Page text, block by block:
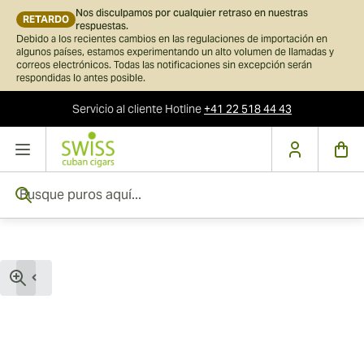
RETARDO
Nos disculpamos por cualquier retraso en nuestras
respuestas.
Debido a los recientes cambios en las regulaciones de importación en
algunos países, estamos experimentando un alto volumen de llamadas y
correos electrónicos. Todas las notificaciones sin excepción serán
respondidas lo antes posible.
Servicio al cliente Hotline+41 22 518 44 43